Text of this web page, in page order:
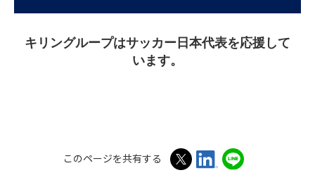
キリングループはサッカー日本代表を応援して
います。
このページを共有する